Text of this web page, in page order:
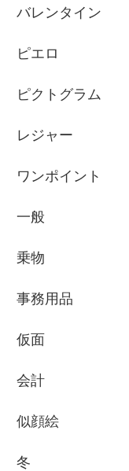
バレンタイン
ピエロ
ピクトグラム
レジャー
ワンポイント
一般
乗物
事務用品
仮面
会計
似顔絵
冬